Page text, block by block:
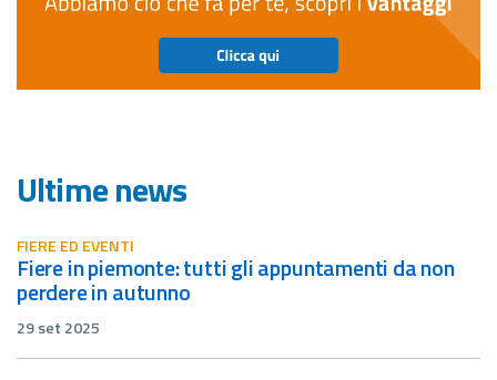
Ultime news
FIERE ED EVENTI
fiere in piemonte: tutti gli appuntamenti da non
perdere in autunno
29 set 2025